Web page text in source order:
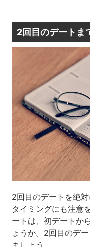
2回目のデートま
2回目のデートを絶
タイミングにも注意
ートは、初デートか
ょうか。2回目のデ
ましょう。